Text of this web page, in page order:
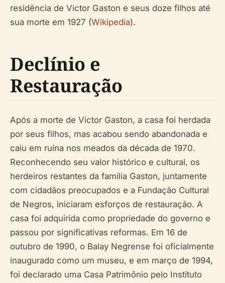
residência de Victor Gaston e seus doze filhos até
sua morte em 1927 (Wikipedia).
Declínio e
Restauração
Após a morte de Victor Gaston, a casa foi herdada
por seus filhos, mas acabou sendo abandonada e
caiu em ruína nos meados da década de 1970.
Reconhecendo seu valor histórico e cultural, os
herdeiros restantes da família Gaston, juntamente
com cidadãos preocupados e a Fundação Cultural
de Negros, iniciaram esforços de restauração. A
casa foi adquirida como propriedade do governo e
passou por significativas reformas. Em 16 de
outubro de 1990, o Balay Negrense foi oficialmente
inaugurado como um museu, e em março de 1994,
foi declarado uma Casa Patrimônio pelo Instituto